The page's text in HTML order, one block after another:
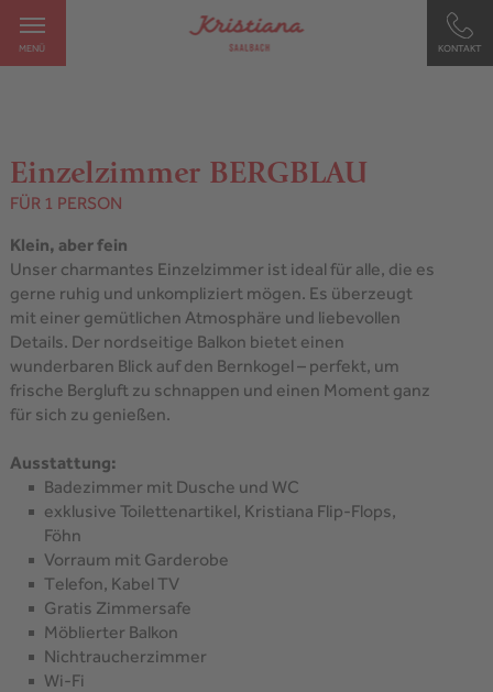
MENÜ KONTAKT
Einzelzimmer BERGBLAU
FÜR 1 PERSON
Klein, aber fein
Unser charmantes Einzelzimmer ist ideal für alle, die es
gerne ruhig und unkompliziert mögen. Es überzeugt
mit einer gemütlichen Atmosphäre und liebevollen
Details. Der nordseitige Balkon bietet einen
wunderbaren Blick auf den Bernkogel – perfekt, um
frische Bergluft zu schnappen und einen Moment ganz
für sich zu genießen.
Ausstattung:
Badezimmer mit Dusche und WC
exklusive Toilettenartikel, Kristiana Flip-Flops,
Föhn
Vorraum mit Garderobe
Telefon, Kabel TV
Gratis Zimmersafe
Möblierter Balkon
Nichtraucherzimmer
Wi-Fi